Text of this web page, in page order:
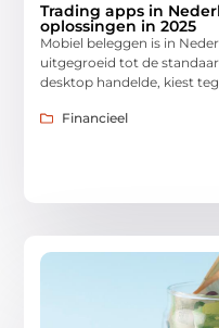
Trading apps in
oplossingen in 2025
Mobiel beleggen is in
uitgegroeid tot de
desktop handelde, kiest
Financieel